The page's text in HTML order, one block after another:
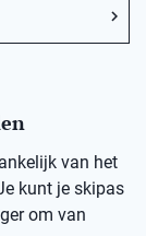
van het
kunt je skipas
om van